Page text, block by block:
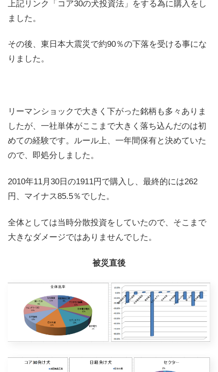
上記リンク「コア30の犬投資法」をする為に購入をし
ました。
その後、東日本大震災で約90％の下落を受ける事にな
りました。
リーマンショックで大きく下がった銘柄も多々ありま
したが、一社単体がここまで大きく落ち込んだのは初
めての経験です。ルール上、一年間保有と決めていた
ので、即処分しました。
2010年11月30日の1911円で購入し、最終的には262
円、マイナス85.5％でした。
全体としては当時分散投資をしていたので、そこまで
大きなダメージではありませんでした。
被災直後